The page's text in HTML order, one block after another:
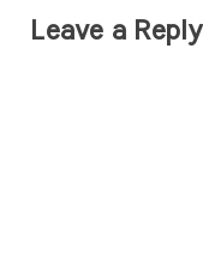
Leave a Reply